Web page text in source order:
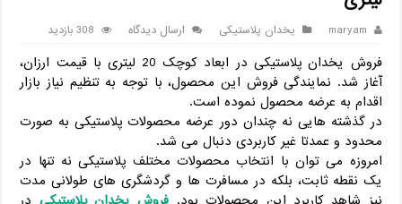
maryam یخدان پلاستیکی ارسال دیدگاه 308 بازدید
فروش یخدان پلاستیکی در ابعاد کوچک 20 لیتری با قیمت ارزان،
آغاز شد. نمایندگی فروش این محصول، با توجه به تنظیم نیاز بازار
اقدام به عرضه محصول نموده است.
در گذشته هایی نه چندان دور عرضه محصولات پلاستیکی به صورت
محدود و عمدتا غیر کاربردی دنبال می شد.
امروزه می توان با انتخاب محصولات مختلف پلاستیکی نه تنها در
یک نقطه ثابت، بلکه در مسافرت ها و گردشگری های طولانی مدت